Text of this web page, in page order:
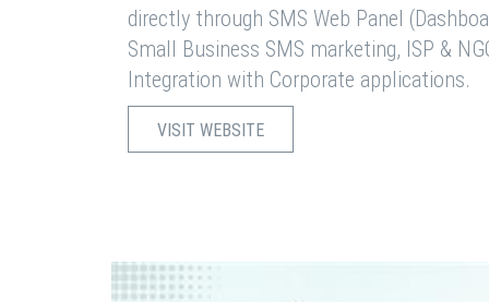
directly through SMS Web Panel
Small Business SMS marketing, ISP &
Integration with Corporate applications.
VISIT WEBSITE